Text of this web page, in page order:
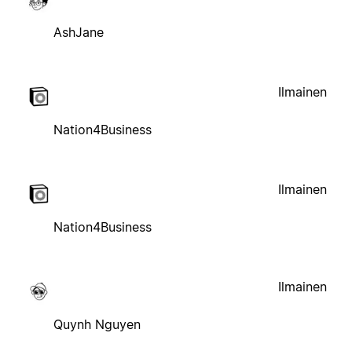
AshJane
Nation4Business
Ilmainen
Nation4Business
Ilmainen
Quynh Nguyen
Ilmainen